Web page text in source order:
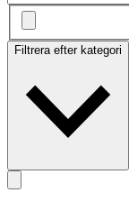
Filtrera efter kategori